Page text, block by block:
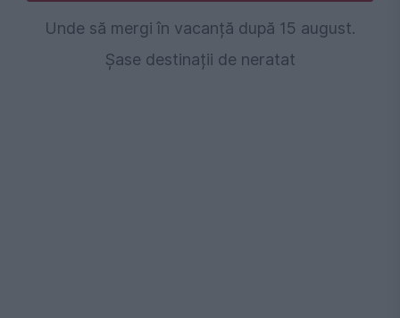
Unde să mergi în vacanță după 15 august.
Șase destinații de neratat